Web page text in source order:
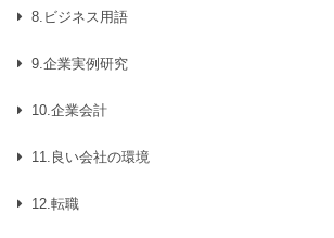
8.ビジネス用語
9.企業実例研究
10.企業会計
11.良い会社の環境
12.転職